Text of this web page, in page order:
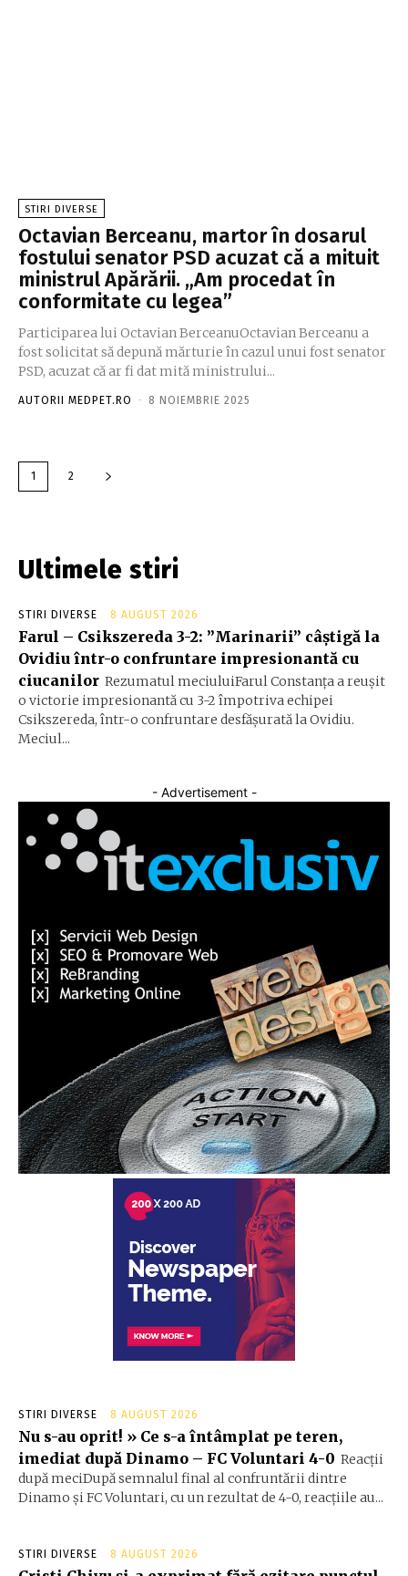
STIRI DIVERSE
Octavian Berceanu, martor în dosarul
fostului senator PSD acuzat că a mituit
ministrul Apărării. „Am procedat în
conformitate cu legea”
Participarea lui Octavian BerceanuOctavian Berceanu a
fost solicitat să depună mărturie în cazul unui fost senator
PSD, acuzat că ar fi dat mită ministrului...
AUTORII MEDPET.RO - 8 NOIEMBRIE 2025
1 2
Ultimele stiri
STIRI DIVERSE 8 AUGUST 2026
Farul – Csikszereda 3-2: ”Marinarii” câștigă la
Ovidiu într-o confruntare impresionantă cu
ciucanilor Rezumatul meciuluiFarul Constanța a reușit
o victorie impresionantă cu 3-2 împotriva echipei
Csikszereda, într-o confruntare desfășurată la Ovidiu.
Meciul...
- Advertisement -
STIRI DIVERSE 8 AUGUST 2026
Nu s-au oprit! » Ce s-a întâmplat pe teren,
imediat după Dinamo – FC Voluntari 4-0 Reacții
după meciDupă semnalul final al confruntării dintre
Dinamo și FC Voluntari, cu un rezultat de 4-0, reacțiile au...
STIRI DIVERSE 8 AUGUST 2026